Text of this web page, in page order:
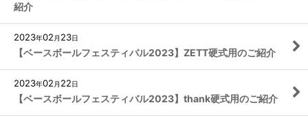
紹介
2023年02 月 23日
【ベースボールフェスティバル2023】ZETT硬式用のご紹介
2023年02 月 22日
【ベースボールフェスティバル2023】thank硬式用のご紹介